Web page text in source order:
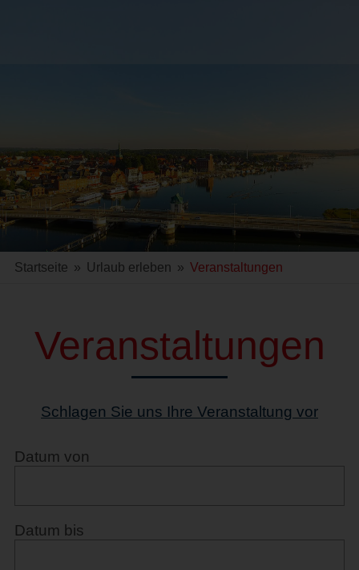
Startseite » Urlaub erleben » Veranstaltungen
Veranstaltungen
Schlagen Sie uns Ihre Veranstaltung vor
Datum von
Datum bis